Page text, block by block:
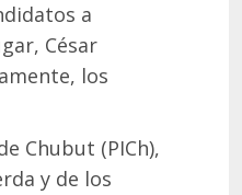
a
César
los
Chubut (PICh),
y de los